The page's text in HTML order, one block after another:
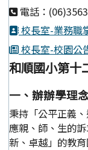
電話：
校長室-業務職
校長室-校園公
和順國小第十
一、辦辦學理
秉持「公平正義
應親、師、生的
新、卓越」的教